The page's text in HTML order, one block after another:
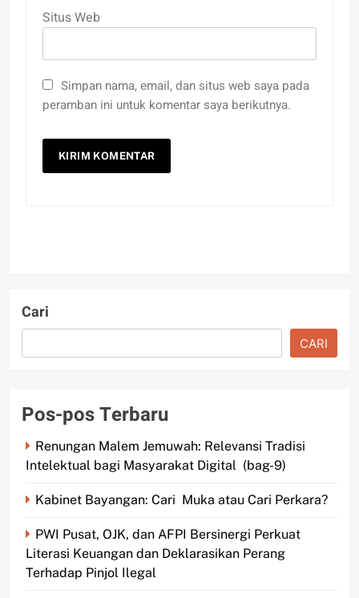
Situs Web
Simpan nama, email, dan situs web saya pada
peramban ini untuk komentar saya berikutnya.
Cari
CARI
Pos-pos Terbaru
Renungan Malem Jemuwah: Relevansi Tradisi
Intelektual bagi Masyarakat Digital (bag-9)
Kabinet Bayangan: Cari Muka atau Cari Perkara?
PWI Pusat, OJK, dan AFPI Bersinergi Perkuat
Literasi Keuangan dan Deklarasikan Perang
Terhadap Pinjol Ilegal